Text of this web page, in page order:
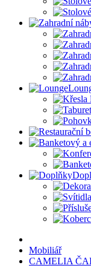
Mobiliář
CAMELIA